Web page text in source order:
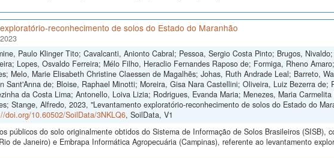
reconhecimento de solos do Estado do Maranhão
Paulo Klinger Tito; Cavalcanti, Anionto Cabral; Pessoa, Sergio Costa Pinto; Brugos,
Lopes, Osvaldo Ferreira; Mélo Filho, Heraclio Fernandes Raposo de; Formiga, Rheno
Melo, Marie Elisabeth Christine Claessen de Magalhẽs; Johas, Ruth Andrade Leal; Barreto,
Sant'Anna de; Bloise, Raphael Minotti; Moreira, Gisa Nara Castellini; Oliveira, Luiz Bezerra de;
da Costa Lima; Antonello, Loiva Lizia; Rodrigues, Evanda Maria; Menezes, Maria
Stange, Alfredo, 2023, "Levantamento exploratório-reconhecimento de solos do Estado do
doi.org/10.60502/SoilData/3NKLQ6, SoilData, V1
públicos do solo originalmente obtidos do Sistema de Informação de Solos Brasileiros (SISB),
de Janeiro) e Embrapa Informática Agropecuária (Campinas), referente ao levantamento